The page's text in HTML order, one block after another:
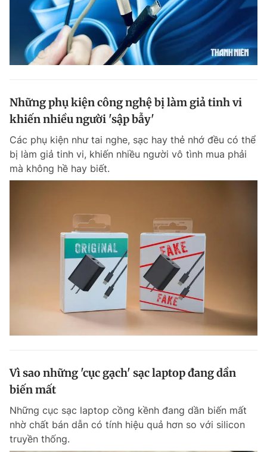
Những phụ kiện công nghệ bị làm giả tinh vi
khiến nhiều người 'sập bẫy'
Các phụ kiện như tai nghe, sạc hay thẻ nhớ đều có thể
bị làm giả tinh vi, khiến nhiều người vô tình mua phải
mà không hề hay biết.
Vì sao những 'cục gạch' sạc laptop đang dần
biến mất
Những cục sạc laptop cồng kềnh đang dần biến mất
nhờ chất bán dẫn có tính hiệu quả hơn so với silicon
truyền thống.